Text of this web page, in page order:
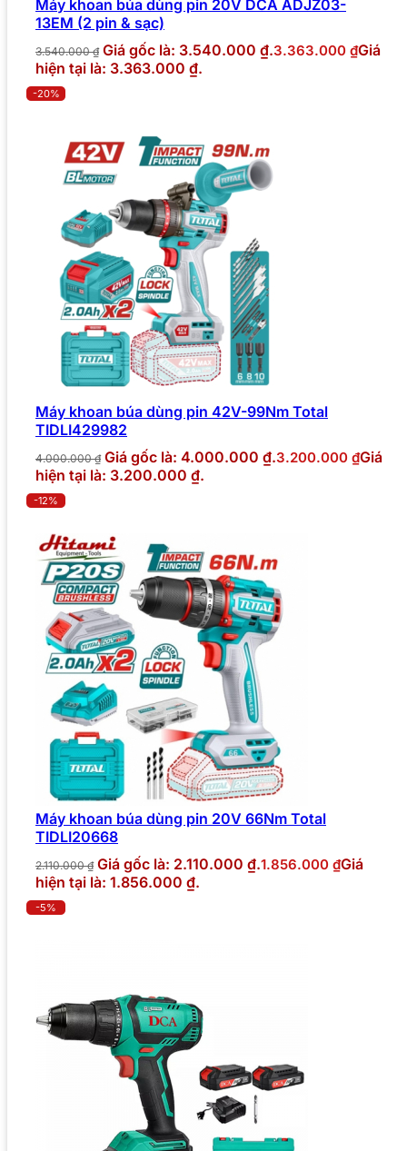
Máy khoan búa dùng pin 20V DCA ADJZ03-
13EM (2 pin & sạc)
3.540.000₫ Giá gốc là: 3.540.000 ₫.3.363.000 ₫Giá
hiện tại là: 3.363.000 ₫.
-20%
Máy khoan búa dùng pin 42V-99Nm Total
TIDLI429982
4.000.000₫ Giá gốc là: 4.000.000 ₫.3.200.000 ₫Giá
hiện tại là: 3.200.000 ₫.
-12%
Máy khoan búa dùng pin 20V 66Nm Total
TIDLI20668
2.110.000₫ Giá gốc là: 2.110.000 ₫.1.856.000 ₫Giá
hiện tại là: 1.856.000 ₫.
-5%